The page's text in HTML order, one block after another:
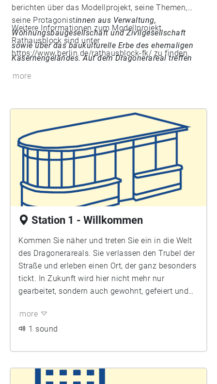
berichten über das Modellprojekt, seine Themen,
seine Protagonistinnen aus Verwaltung,
Wohnungsbaugesellschaft und Zivilgesellschaft
sowie über das baukulturelle Erbe des ehemaligen
Kasernengeländes. Auf dem Dragonerareal treffen
gemeinwohlorientierte Stadtentwicklung und für
bezahlbares Wohnen zusammen. Der Audiowalk ist
ein Projekt der Kooperationspartnerinnen im
Modellprojekt Rathausblock und wurde durch
Zebralog umgesetzt. Er wird durch
Städtebaufördermittel des Bezirksamts
Friedrichshain-Kreuzberg ermöglicht.
Weitere Informationen zum Modellprojekt
Rathausblock sind unter
https://www.berlin.de/rathausblock-fk/ zu finden.
more
Station 1 - Willkommen
Kommen Sie näher und treten Sie ein in die Welt
des Dragonerareals. Sie verlassen den Trubel der
Straße und erleben einen Ort, der ganz besonders
tickt. In Zukunft wird hier nicht mehr nur
gearbeitet, sondern auch gewohnt, gefeiert und
Modellprojekt Rathausblock entstanden ist und
welche Themen im Zentrum der Kooperation
more
1 sound